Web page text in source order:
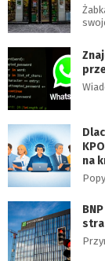
na